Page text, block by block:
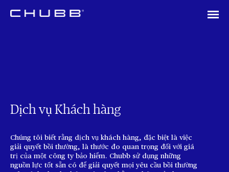
Dịch vụ Khách hàng
Chúng tôi biết rằng dịch vụ khách hàng, đặc biệt là việc
giải quyết bồi thường, là thước đo quan trọng đối với giá
trị của một công ty bảo hiểm. Chubb sử dụng những
nguồn lực tốt sẵn có để giải quyết mọi yêu cầu bồi thường